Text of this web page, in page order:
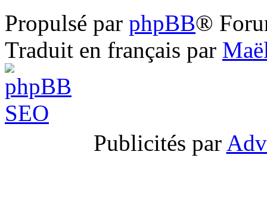
Propulsé par phpBB®
Traduit en français par
Publicités par